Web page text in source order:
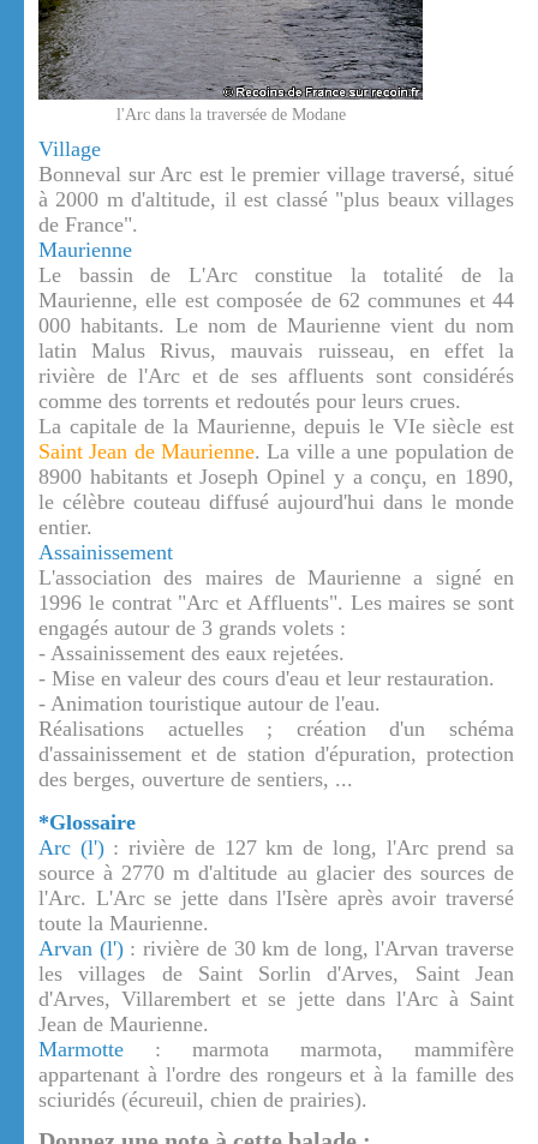
l'Arc dans la traversée de Modane
Village
Bonneval sur Arc est le premier village traversé, situé
à 2000 m d'altitude, il est classé "plus beaux villages
de France".
Maurienne
Le bassin de L'Arc constitue la totalité de la
Maurienne, elle est composée de 62 communes et 44
000 habitants. Le nom de Maurienne vient du nom
latin Malus Rivus, mauvais ruisseau, en effet la
rivière de l'Arc et de ses affluents sont considérés
comme des torrents et redoutés pour leurs crues.
La capitale de la Maurienne, depuis le VIe siècle est
Saint Jean de Maurienne. La ville a une population de
8900 habitants et Joseph Opinel y a conçu, en 1890,
le célèbre couteau diffusé aujourd'hui dans le monde
entier.
Assainissement
L'association des maires de Maurienne a signé en
1996 le contrat "Arc et Affluents". Les maires se sont
engagés autour de 3 grands volets :
- Assainissement des eaux rejetées.
- Mise en valeur des cours d'eau et leur restauration.
- Animation touristique autour de l'eau.
Réalisations actuelles ; création d'un schéma
d'assainissement et de station d'épuration, protection
des berges, ouverture de sentiers, ...
*Glossaire
Arc (l'): rivière de 127 km de long, l'Arc prend sa
source à 2770 m d'altitude au glacier des sources de
l'Arc. L'Arc se jette dans l'Isère après avoir traversé
toute la Maurienne.
Arvan (l'): rivière de 30 km de long, l'Arvan traverse
les villages de Saint Sorlin d'Arves, Saint Jean
d'Arves, Villarembert et se jette dans l'Arc à Saint
Jean de Maurienne.
Marmotte : marmota marmota, mammifère
appartenant à l'ordre des rongeurs et à la famille des
sciuridés (écureuil, chien de prairies).